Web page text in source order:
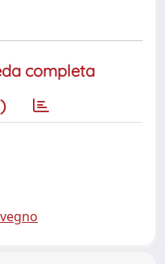
completa